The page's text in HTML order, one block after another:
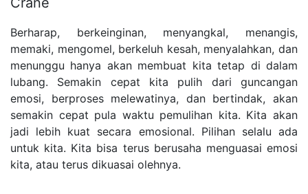
Berharap, berkeinginan, menyangkal, menangis,
memaki, mengomel, berkeluh kesah, menyalahkan, dan
menunggu hanya akan membuat kita tetap di dalam
lubang. Semakin cepat kita pulih dari guncangan
emosi, berproses melewatinya, dan bertindak, akan
semakin cepat pula waktu pemulihan kita. Kita akan
jadi lebih kuat secara emosional. Pilihan selalu ada
untuk kita. Kita bisa terus berusaha menguasai emosi
kita, atau terus dikuasai olehnya.